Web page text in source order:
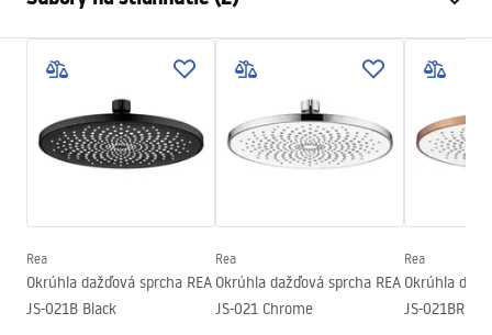
Materiál
Spôsob montáže
Skrutkovací
Šírka
225
Výška
12mm
Hĺbka
225mm
Pielęgnacja.pdf
Záručné podmienky
Rea
Okrúhla dažďová sprcha REA
JS-021B Black
Rea
Okrúhla dažďová sprcha REA
JS-021 Chrome
Rea
Okrúhla
JS-021BRG